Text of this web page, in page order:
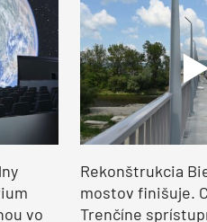
vo
Rekonštrukcia
mostov finišuje.
Trenčíne